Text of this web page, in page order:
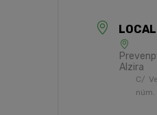
Alzira
C/
núm.